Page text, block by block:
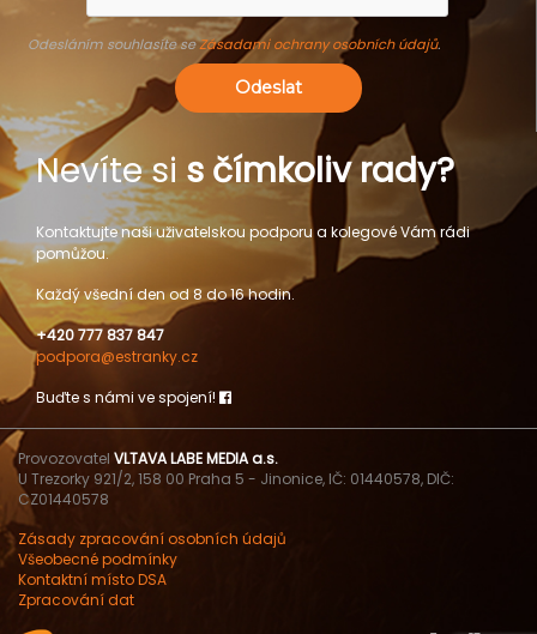
Odesláním souhlasíte seZásadami ochrany osobních údajů.
Odeslat
Nevíte si s čímkoliv rady?
Kontaktujte naši uživatelskou podporu a kolegové Vám rádi
pomůžou.
Každý všední den od 8 do 16 hodin.
+420 777 837 847
podpora@estranky.cz
Buďte s námi ve spojení!
Provozovatel VLTAVA LABE MEDIA a.s.
U Trezorky 921/2, 158 00 Praha 5 - Jinonice, IČ: 01440578, DIČ:
CZ01440578
Zásady zpracování osobních údajů
Všeobecné podmínky
Kontaktní místo DSA
Zpracování dat